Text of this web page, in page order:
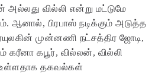
அல்லது வில்லி என்று மட்டுமே
ஆனால், பிரபாஸ் நடிக்கும் அடுத்த
முன்னணி நட்சத்திர ஜோடி,
கரீனா கபூர், வில்லன், வில்லி
உள்ளதாக தகவல்கள்